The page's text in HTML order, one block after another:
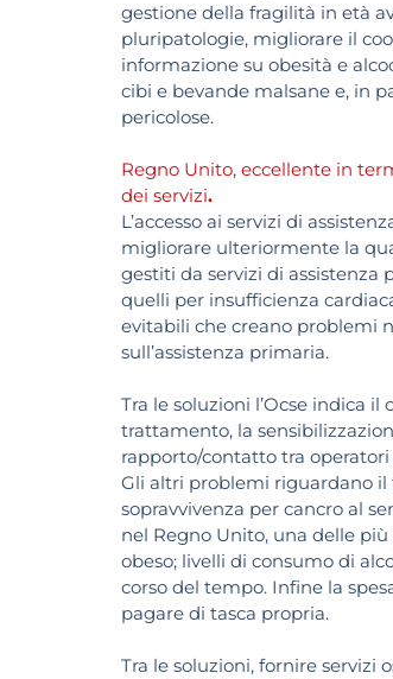
gestione della fragilità in età
pluripatologie, migliorare il
informazione su obesità e
cibi e bevande malsane e, in
pericolose.
Regno Unito, eccellente in
dei servizi.
L’accesso ai servizi di
migliorare ulteriormente la
gestiti da servizi di assistenza
quelli per insufficienza
evitabili che creano problemi
sull’assistenza primaria.
Tra le soluzioni l’Ocse indica
trattamento, la
rapporto/contatto tra
Gli altri problemi riguardano il
sopravvivenza per cancro al
nel Regno Unito, una delle
obeso; livelli di consumo di
corso del tempo. Infine la
pagare di tasca propria.
Tra le soluzioni, fornire